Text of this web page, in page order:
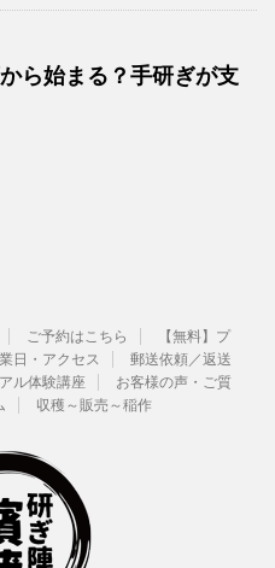
ら始まる？手研ぎが支
ご予約はこちら
【無料】プ
日・アクセス
郵送依頼／返送
ル体験講座
お客様の声・ご質
収穫～販売～稲作